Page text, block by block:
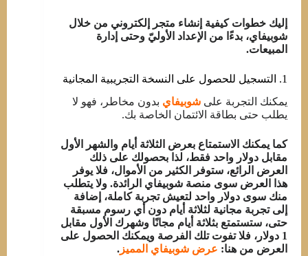
إليك خطوات كيفية إنشاء متجر إلكتروني من خلال
شوبيفاي، بدءًا من الإعداد الأوليّ وحتى إدارة
المبيعات.
1. التسجيل للحصول على النسخة التجريبية المجانية
يمكنك التجربة على شوبيفاي بدون مخاطر، فهو لا
يطلب حتى بطاقة الائتمان الخاصة بك.
كما يمكنك الاستمتاع بعرض الثلاثة أيام والشهر الأول
مقابل دولار واحد فقط، لذا بحصولك على ذلك
العرض الرائع، ستوفر الكثير من الأموال، فلا يوفر
هذا العرض سوى منصة شوبيفاي الرائدة. ولا يتطلب
منك سوى دولار واحد لتعيش تجربة كاملة، إضافة
إلى تجربة مجانية لثلاثة أيام دون أي رسوم مسبقة
حتى، ستستمتع بثلاثة أيام مجانًا وشهرك الأول مقابل
1 دولار، فلا تفوت تلك الفرصة ويمكنك الحصول على
العرض من هنا: عرض شوبيفاي المميز .